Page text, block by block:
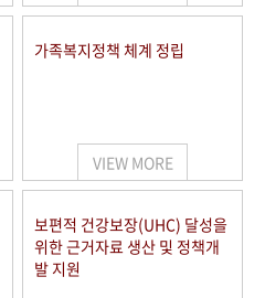
가족복지정책 체계 정립
VIEW MORE
보편적 건강보장(UHC) 달성을
위한 근거자료 생산 및 정책개
발 지원